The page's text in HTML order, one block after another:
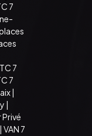
7
7
7
|
|
| VAN 7